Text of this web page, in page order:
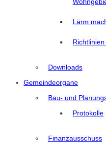
Lärm
Downloads
Gemeindeorgane
Bau- und
Protokolle
Finanzausschuss